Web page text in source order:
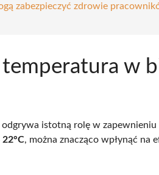
zabezpieczyć zdrowie
w
istotną rolę w zapewnieniu
22°C, można znacząco wpłynąć na